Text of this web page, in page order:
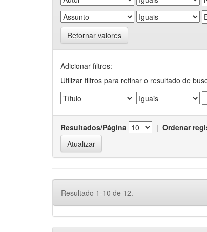
Retornar valores
Adicionar filtros:
Utilizar filtros para refinar o resultado de
Resultados/Página | Ordenar
Resultado 1-10 de 12.